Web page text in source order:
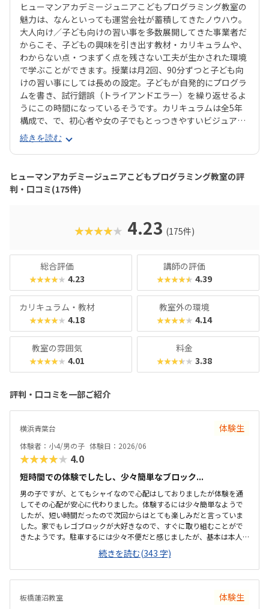
ヒューマンアカデミージュニアこどもプログラミング教室の
魅力は、なんといっても運営会社が蓄積してきたノウハウ。
大人向け／子ども向けの習い事を多数展開してきた事業者だ
からこそ、子どもの興味を引き出す教材・カリキュラムや、
わからない点・つまずく点を残さない工夫が生かされた環境
で学ぶことができます。授業は月2回、90分ずつと子ども向
けの習い事にしては長めの設定。子どもが自発的にプログラ
ムを書き、試行錯誤（トライアンドエラー）を繰り返せるよ
うにこの時間になっているそうです。カリキュラムは全5年
構成で、で、初心者や女の子でもとっつきやすいビジュアル
プログラミングツール「Scratch（スクラッチ）」から初め
て、エンジニアが実際に使用するプログラミング言語「Java
Script」までステップアップすることができます。ベーシッ
クコースではマウス操作など、パソコンの操作自体から学べ
るので、自宅でまったくパソコンをさわったことのないお子
さんでも戸惑うことなく授業に入っていけるでしょう。大学
おきたい」方におすすめのスクールといえます。また、いず
れもヒューマンオリジナルの教材で学べるので、高クオリテ
続きを読む
ヒューマンアカデミージュニアこどもプログラミング教室の評
判・口コミ(175件)
★★★★★ 4.23 (175件)
総合評価
★★★★★ 4.23
講師の評価
★★★★★ 4.39
カリキュラム・教材
★★★★★ 4.18
教室外の環境
★★★★★ 4.14
教室の雰囲気
★★★★★ 4.01
料金
★★★★★ 3.38
評判・口コミを一部ご紹介
横浜青葉台 体験生
体験者：小4/男の子 体験日：2026/06
★★★★★ 4.0
短時間での体験でしたし、少々簡単なブロック...
男の子ですが、とてもシャイなので心配はしておりましたが体験を通
してその心配が安心に代わりました。体験するには少々簡単なようで
したが、短い時間だったので次回からはとても楽しみだと言っていま
した。家でもレゴブロックが大好きなので、すぐに取り組むことがで
きたようです。駐車するには少々不便だと感じましたが、基本は本人
の送迎だけになるので問題ないと感じましたし、駅ちかでなくても車
なので問題ないです落ち着いた雰囲気でしたが、作業スペースが子供
の人数には狭いのではないかと思いました。せめて1か月3回 もしく
は90分ではなく120分だといいかなと、プログラミング教室は週1回の
ので、これから良い点が増えてくるのではないかと思います。
続きを読む(343 字)
板橋蓮沼教室 体験生